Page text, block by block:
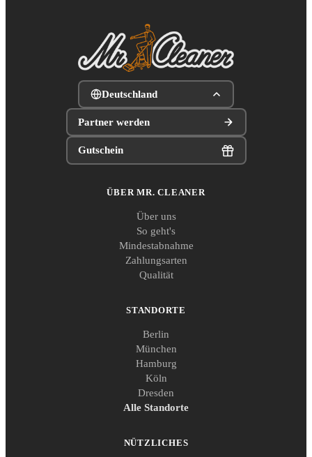
Deutschland
Partner werden
Gutschein
ÜBER MR. CLEANER
Über uns
So geht's
Mindestabnahme
Zahlungsarten
Qualität
STANDORTE
Berlin
München
Hamburg
Köln
Dresden
Alle Standorte
NÜTZLICHES